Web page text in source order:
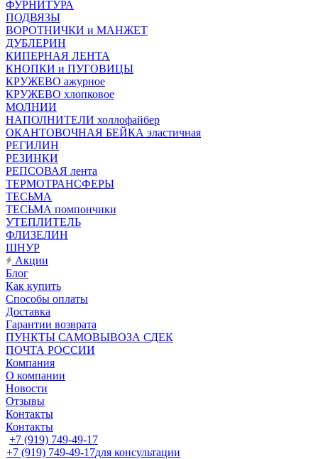
ФУРНИТУРА
ПОДВЯЗЫ
ВОРОТНИЧКИ и МАНЖЕТ
ДУБЛЕРИН
КИПЕРНАЯ ЛЕНТА
КНОПКИ и ПУГОВИЦЫ
КРУЖЕВО ажурное
КРУЖЕВО хлопковое
МОЛНИИ
НАПОЛНИТЕЛИ холлофайбер
ОКАНТОВОЧНАЯ БЕЙКА эластичная
РЕГИЛИН
РЕЗИНКИ
РЕПСОВАЯ лента
ТЕРМОТРАНСФЕРЫ
ТЕСЬМА
ТЕСЬМА помпончики
УТЕПЛИТЕЛЬ
ФЛИЗЕЛИН
ШНУР
Акции
Блог
Как купить
Способы оплаты
Доставка
Гарантии возврата
ПУНКТЫ САМОВЫВОЗА СДЕК
ПОЧТА РОССИИ
Компания
О компании
Новости
Отзывы
Контакты
Контакты
+7 (919) 749-49-17
+7 (919) 749-49-17для консультации